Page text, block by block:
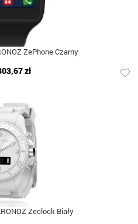
ZePhone Czarny
zł
Zeclock Biały